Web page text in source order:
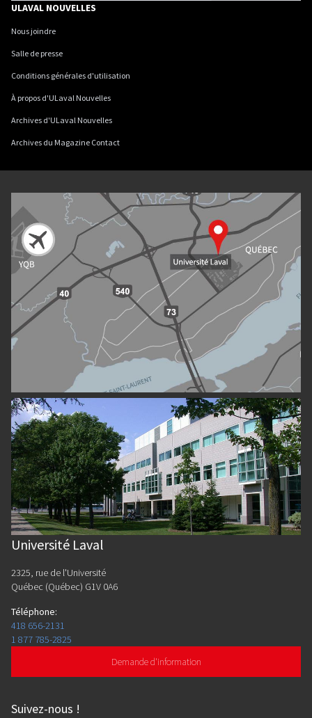
ULAVAL NOUVELLES
Nous joindre
Salle de presse
Conditions générales d'utilisation
À propos d'ULaval Nouvelles
Archives d'ULaval Nouvelles
Archives du Magazine Contact
Université Laval
2325, rue de l'Université
Québec (Québec) G1V 0A6
Téléphone:
418 656-2131
1 877 785-2825
Demande d'information
Suivez-nous !